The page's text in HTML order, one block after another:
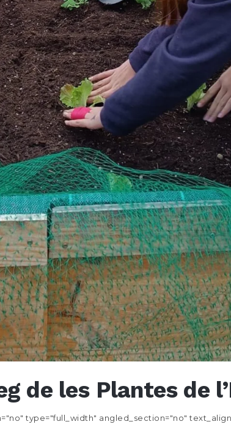
de les Plantes de
type="full_width" angled_section="no"